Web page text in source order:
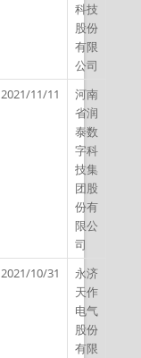
科技
股份
有限
公司
2021/11/11
河南
省润
泰数
字科
技集
团股
份有
限公
司
2021/10/31
永济
天作
电气
股份
有限